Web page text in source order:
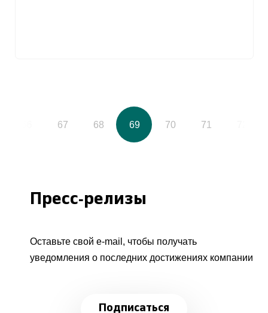
67 68 69 70 71
Пресс-релизы
Оставьте свой e-mail, чтобы получать
уведомления о последних достижениях компании
Подписаться